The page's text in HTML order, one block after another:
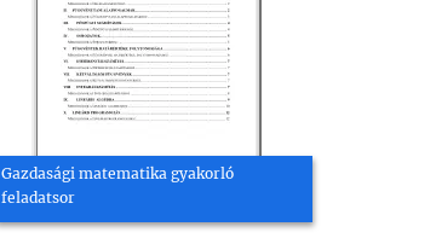
Gazdasági matematika gyakorló
feladatsor